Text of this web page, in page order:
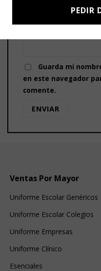
Guarda mi
en este navegador
comente.
Ventas Por Mayor
Uniforme Escolar Genéricos
Uniforme Escolar Colegios
Uniforme Empresas
Uniforme Clínico
Esenciales
PEDIR